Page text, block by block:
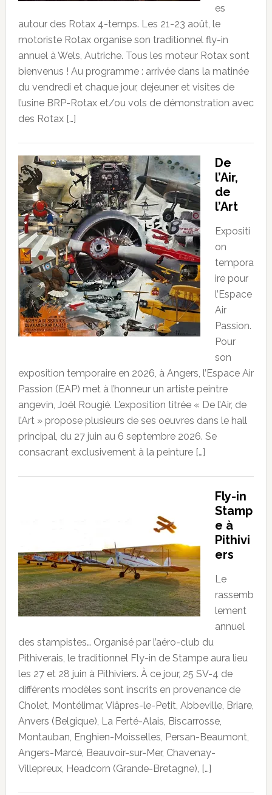
es
autour des Rotax 4-temps. Les 21-23 août, le
motoriste Rotax organise son traditionnel fly-in
annuel à Wels, Autriche. Tous les moteur Rotax sont
bienvenus ! Au programme : arrivée dans la matinée
du vendredi et chaque jour, dejeuner et visites de
l’usine BRP-Rotax et/ou vols de démonstration avec
des Rotax […]
De
l’Air,
de
l’Art
Expositi
on
tempora
ire pour
l’Espace
Air
Passion.
Pour
son
exposition temporaire en 2026, à Angers, l’Espace Air
Passion (EAP) met à l’honneur un artiste peintre
angevin, Joël Rougié. L’exposition titrée « De l’Air, de
l’Art » propose plusieurs de ses oeuvres dans le hall
principal, du 27 juin au 6 septembre 2026. Se
consacrant exclusivement à la peinture […]
Fly-in
Stamp
e à
Pithivi
ers
Le
rassemb
lement
annuel
des stampistes… Organisé par l’aéro-club du
Pithiverais, le traditionnel Fly-in de Stampe aura lieu
les 27 et 28 juin à Pithiviers. À ce jour, 25 SV-4 de
différents modèles sont inscrits en provenance de
Cholet, Montélimar, Viâpres-le-Petit, Abbeville, Briare,
Anvers (Belgique), La Ferté-Alais, Biscarrosse,
Montauban, Enghien-Moisselles, Persan-Beaumont,
Angers-Marcé, Beauvoir-sur-Mer, Chavenay-
Villepreux, Headcorn (Grande-Bretagne), […]